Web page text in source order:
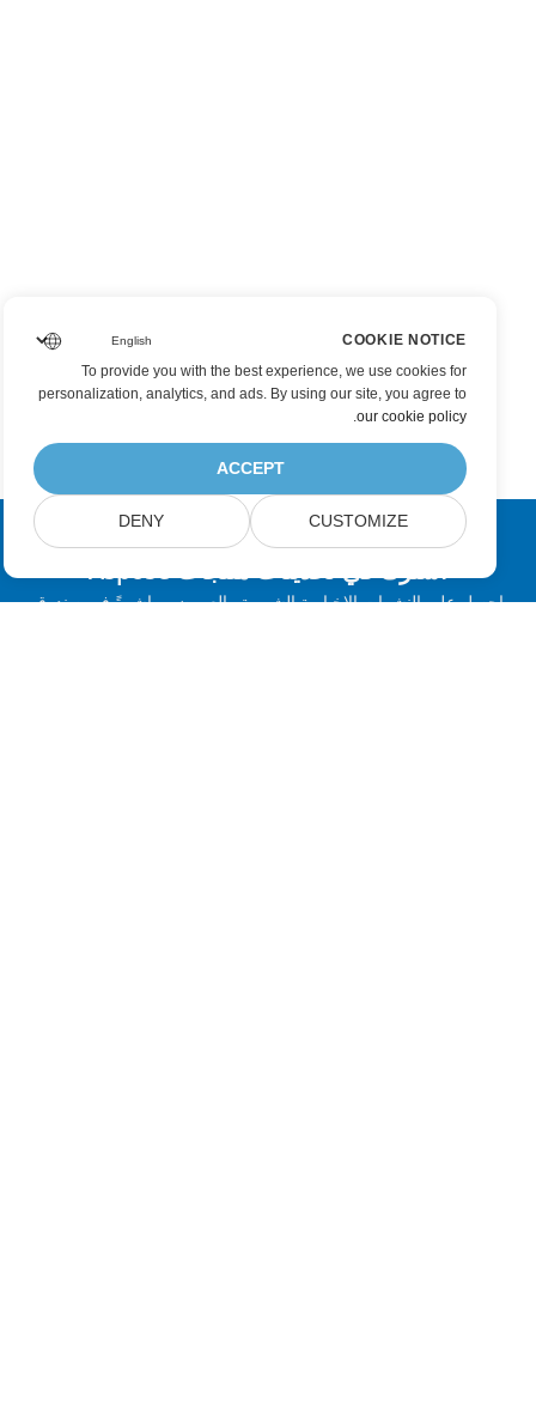
اشترك في تحديثات منتجات Aspose
احصل على النشرات الإخبارية الشهرية والعروض مباشرةً في صندوق
COOKIE NOTICE
To provide you with the best experience, we use cookies for
personalization, analytics, and ads. By using our site, you agree to
our cookie policy
.
ACCEPT
CUSTOMIZE
DENY